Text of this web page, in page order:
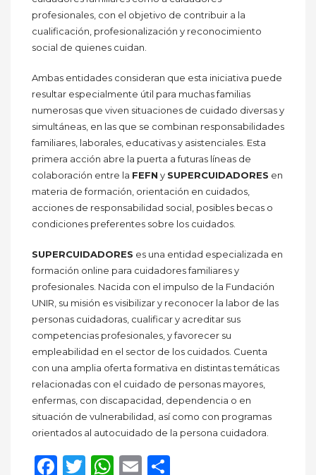
profesionales, con el objetivo de contribuir a la
cualificación, profesionalización y reconocimiento
social de quienes cuidan.
Ambas entidades consideran que esta iniciativa puede
resultar especialmente útil para muchas familias
numerosas que viven situaciones de cuidado diversas y
simultáneas, en las que se combinan responsabilidades
familiares, laborales, educativas y asistenciales. Esta
primera acción abre la puerta a futuras líneas de
colaboración entre la FEFN y SUPERCUIDADORES en
materia de formación, orientación en cuidados,
acciones de responsabilidad social, posibles becas o
condiciones preferentes sobre los cuidados.
SUPERCUIDADORES es una entidad especializada en
formación online para cuidadores familiares y
profesionales. Nacida con el impulso de la Fundación
UNIR, su misión es visibilizar y reconocer la labor de las
personas cuidadoras, cualificar y acreditar sus
competencias profesionales, y favorecer su
empleabilidad en el sector de los cuidados. Cuenta
con una amplia oferta formativa en distintas temáticas
relacionadas con el cuidado de personas mayores,
enfermas, con discapacidad, dependencia o en
situación de vulnerabilidad, así como con programas
orientados al autocuidado de la persona cuidadora.
Facebook
Twitter
WhatsApp
Email